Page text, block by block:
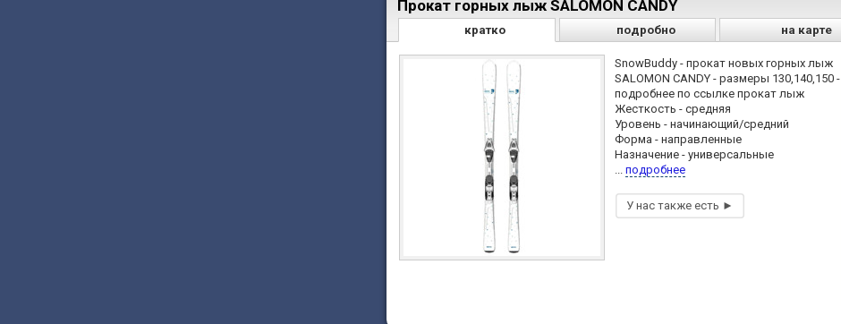
Прокат горных лыж SALOMON CANDY
кратко подробно на карте
SnowBuddy - прокат новых горных лыж
SALOMON CANDY - размеры 130,140,150 -
подробнее по ссылке прокат лыж
Жесткость - средняя
Уровень - начинающий/средний
Форма - направленные
Назначение - универсальные
... подробнее